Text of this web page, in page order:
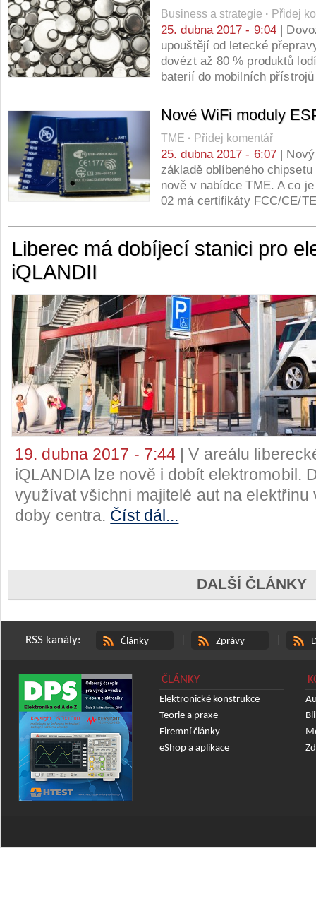
Business a strategie · Přidej
25. dubna 2017 - 9:04 |
upouštějí od letecké
dovézt až 80 % produktů
baterií do mobilních
Nové WiFi moduly
TME · Přidej komentář
25. dubna 2017 - 6:07 |
základě oblíbeného
nově v nabídce TME. A co
02 má certifikáty FCC/CE/
Liberec má dobíjecí stanici pro
iQLANDII
19. dubna 2017 - 7:44 | V areálu
iQLANDIA lze nově i dobít elektromobil.
využívat všichni majitelé aut na
doby centra. Číst dál...
DALŠÍ ČLÁNKY
RSS kanály: Články Zprávy
ČLÁNKY
Elektronické konstrukce
Teorie a praxe
Firemní články
eShop a aplikace